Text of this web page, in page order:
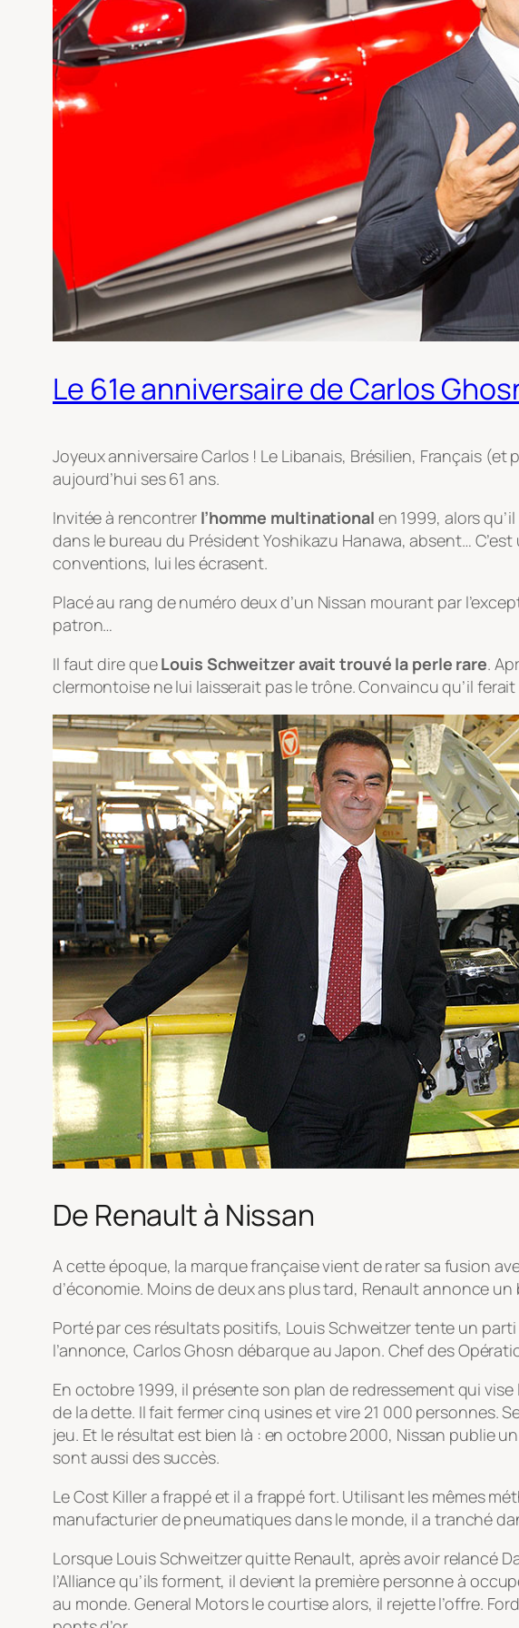
Le 61e anniversaire de Carlos
Joyeux anniversaire Carlos ! Le Libanais, Brésilien, Français
aujourd’hui ses 61 ans.
Invitée à rencontrer l’homme multinational en 1999, alors
dans le bureau du Président Yoshikazu Hanawa, absent…
conventions, lui les écrasent.
Placé au rang de numéro deux d’un Nissan mourant par
patron…
Il faut dire queLouis Schweitzer avait trouvé la perle rare.
clermontoise ne lui laisserait pas le trône. Convaincu qu’il
De Renault à Nissan
A cette époque, la marque française vient de rater sa fusion
d’économie. Moins de deux ans plus tard, Renault annonce
Porté par ces résultats positifs, Louis Schweitzer tente un
l’annonce, Carlos Ghosn débarque au Japon. Chef des
En octobre 1999, il présente son plan de redressement qui
de la dette. Il fait fermer cinq usines et vire 21 000 personnes.
jeu. Et le résultat est bien là : en octobre 2000, Nissan publie
sont aussi des succès.
Le Cost Killer a frappé et il a frappé fort. Utilisant les mêmes
manufacturier de pneumatiques dans le monde, il a tranché
Lorsque Louis Schweitzer quitte Renault, après avoir relancé
l’Alliance qu’ils forment, il devient la première personne à
au monde. General Motors le courtise alors, il rejette l’offre.